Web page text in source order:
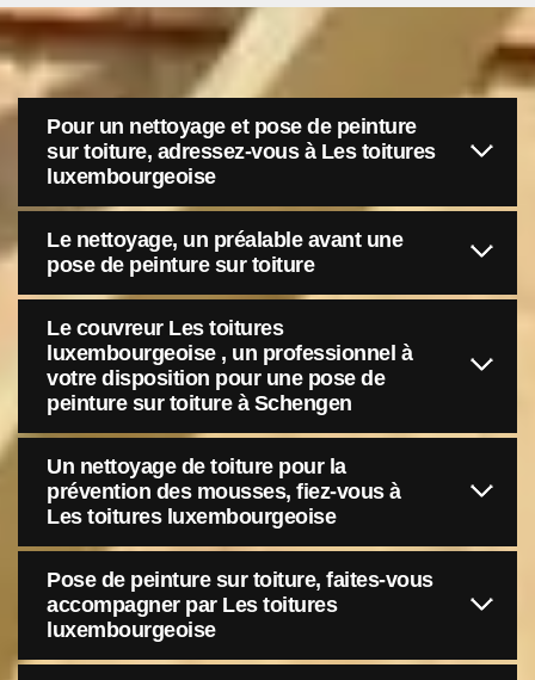
Pour un nettoyage et pose de peinture
sur toiture, adressez-vous à Les toitures
luxembourgeoise
Le nettoyage, un préalable avant une
pose de peinture sur toiture
Le couvreur Les toitures
luxembourgeoise , un professionnel à
votre disposition pour une pose de
peinture sur toiture à Schengen
Un nettoyage de toiture pour la
prévention des mousses, fiez-vous à
Les toitures luxembourgeoise
Pose de peinture sur toiture, faites-vous
accompagner par Les toitures
luxembourgeoise